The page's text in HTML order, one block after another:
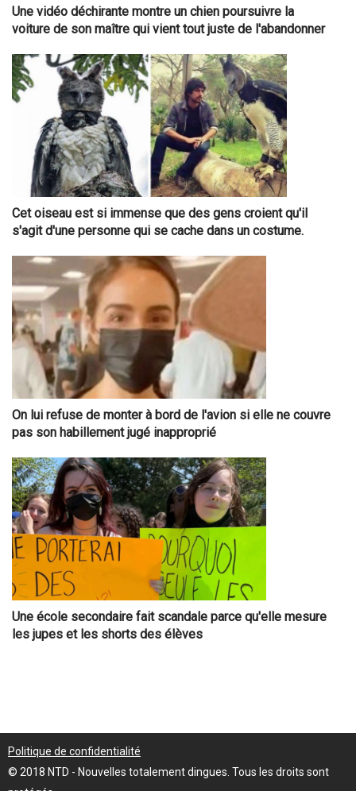
Une vidéo déchirante montre un chien poursuivre la
voiture de son maître qui vient tout juste de l'abandonner
Cet oiseau est si immense que des gens croient qu'il
s'agit d'une personne qui se cache dans un costume.
On lui refuse de monter à bord de l'avion si elle ne couvre
pas son habillement jugé inapproprié
Une école secondaire fait scandale parce qu'elle mesure
les jupes et les shorts des élèves
Politique de confidentialité
© 2018 NTD - Nouvelles totalement dingues. Tous les droits sont